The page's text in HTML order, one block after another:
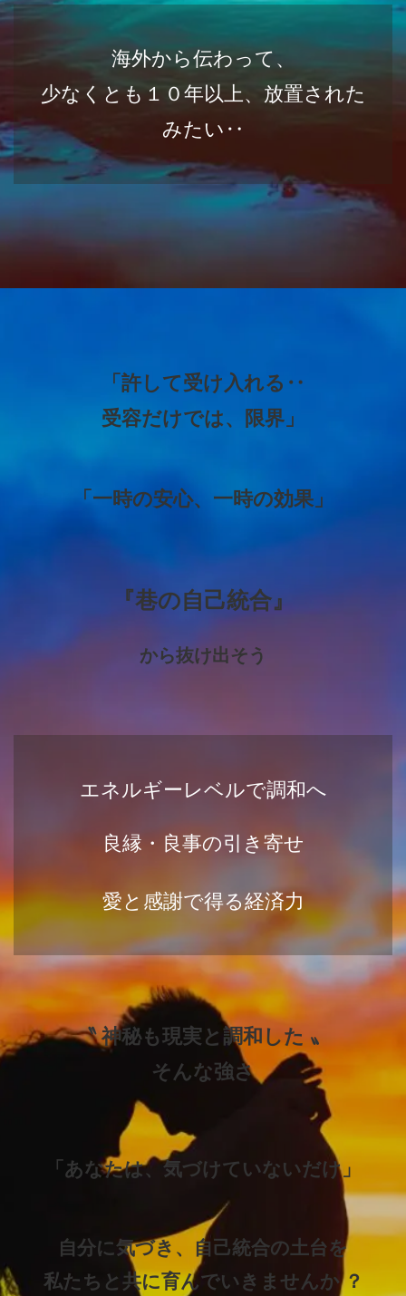
海外から伝わって、
少なくとも１０年以上、放置された
みたい‥
「許して受け入れる‥
受容だけでは、限界」
「一時の安心、一時の効果」
『巷の自己統合』
から抜け出そう
エネルギーレベルで調和へ
良縁・良事の引き寄せ
愛と感謝で得る経済力
〝 神秘も現実と調和した 〟
そんな強さ
「あなたは、気づけていないだけ」
自分に気づき、自己統合の土台を
私たちと共に育んでいきませんか ？